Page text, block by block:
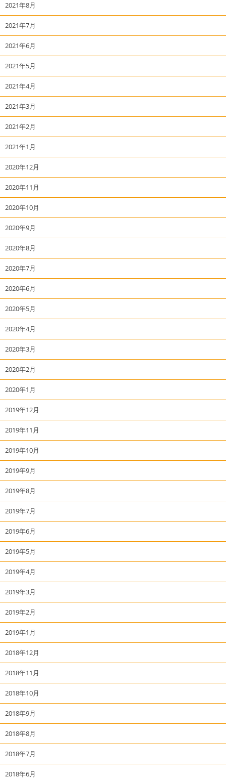
2021年8月
2021年7月
2021年6月
2021年5月
2021年4月
2021年3月
2021年2月
2021年1月
2020年12月
2020年11月
2020年10月
2020年9月
2020年8月
2020年7月
2020年6月
2020年5月
2020年4月
2020年3月
2020年2月
2020年1月
2019年12月
2019年11月
2019年10月
2019年9月
2019年8月
2019年7月
2019年6月
2019年5月
2019年4月
2019年3月
2019年2月
2019年1月
2018年12月
2018年11月
2018年10月
2018年9月
2018年8月
2018年7月
2018年6月